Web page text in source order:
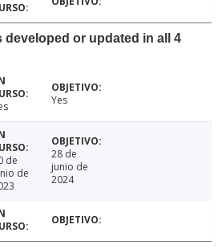
developed or updated in all 4
Yes
de
de
28 de
junio de
2024